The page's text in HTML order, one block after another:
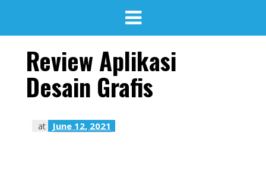
Review Aplikasi
Desain Grafis
at June 12, 2021